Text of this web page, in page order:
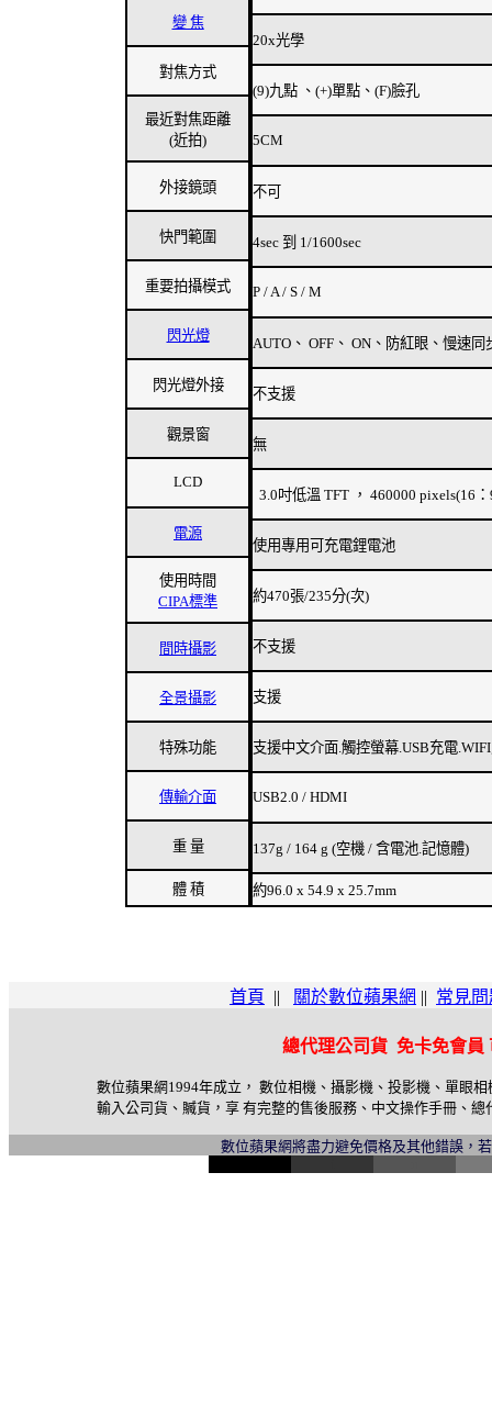
變 焦
對焦方式
最近對焦距離
(近拍)
外接鏡頭
快門範圍
重要拍攝模式
閃光燈
閃光燈外接
觀景窗
LCD
電源
使用時間
CIPA標準
間時攝影
全景攝影
特殊功能
傳輸介面
重 量
體 積
20x光學
(9)九點 、(+)單點、(F)臉孔
5CM
不可
4sec 到 1/1600sec
P / A / S / M
AUTO、 OFF、 ON、防紅眼、慢速同
不支援
無
3.0吋低溫 TFT ， 460000 pixels(16
使用專用可充電鋰電池
約470張/235分(次)
不支援
支援
支援中文介面.觸控螢幕.USB充電
USB2.0 / HDMI
137g / 164 g (空機 / 含電池.記憶體)
約96.0 x 54.9 x 25.7mm
首頁 || 關於數位蘋果網 || 常見
總代理公司貨 免卡免會
數位蘋果網1994年成立， 數位相機、攝影機、投影機、單眼
輸入公司貨、贓貨，享 有完整的售後服務、中文操作手冊、
數位蘋果網將盡力避免價格及其他錯誤，